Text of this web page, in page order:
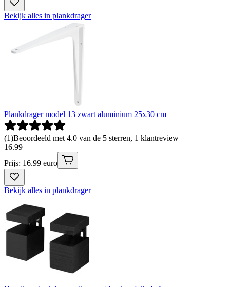
Bekijk alles in plankdrager
Plankdrager model 13 zwart aluminium 25x30 cm
(1)Beoordeeld met 4.0 van de 5 sterren, 1 klantreview
16.99
Prijs: 16.99 euro
Bekijk alles in plankdrager